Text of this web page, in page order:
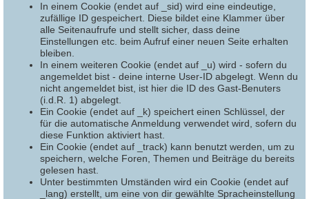
In einem Cookie (endet auf _sid) wird eine eindeutige,
zufällige ID gespeichert. Diese bildet eine Klammer über
alle Seitenaufrufe und stellt sicher, dass deine
Einstellungen etc. beim Aufruf einer neuen Seite erhalten
bleiben.
In einem weiteren Cookie (endet auf _u) wird - sofern du
angemeldet bist - deine interne User-ID abgelegt. Wenn du
nicht angemeldet bist, ist hier die ID des Gast-Benuters
(i.d.R. 1) abgelegt.
Ein Cookie (endet auf _k) speichert einen Schlüssel, der
für die automatische Anmeldung verwendet wird, sofern du
diese Funktion aktiviert hast.
Ein Cookie (endet auf _track) kann benutzt werden, um zu
speichern, welche Foren, Themen und Beiträge du bereits
gelesen hast.
Unter bestimmten Umständen wird ein Cookie (endet auf
_lang) erstellt, um eine von dir gewählte Spracheinstellung